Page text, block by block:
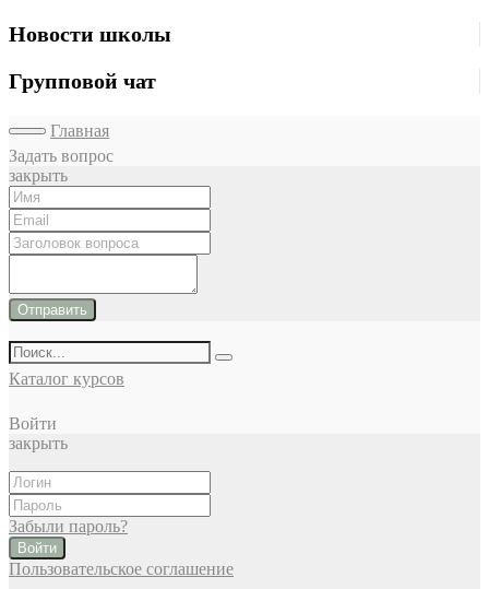
Новости школы
Групповой чат
Главная
Задать вопрос
закрыть
Отправить
Каталог курсов
Войти
закрыть
Забыли пароль?
Войти
Пользовательское соглашение